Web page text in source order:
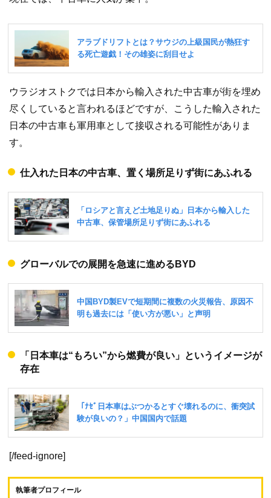
ウラジオストクでは日本から輸入された中古車が街を埋め
尽くしていると言われるほどですが、こうした輸入された
日本の中古車も軍用車として接収される可能性がありま
す。
仕入れた日本の中古車、置く場所足りず街にあふれる
グローバルでの展開を急速に進めるBYD
「日本車は“もろい”から燃費が良い」というイメージが
存在
[/feed-ignore]
執筆者プロフィール